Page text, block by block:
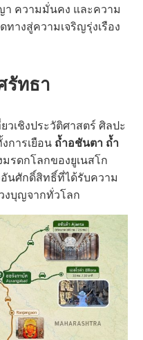
ความมั่นคง และความ
ทางสู่ความเจริญรุ่งเรือง
รัทธา
เชิงประวัติศาสตร์ ศิลปะ
การเยือน ถ้ำอชันตา ถ้ำ
มรดกโลกของยูเนสโก
นศักดิ์สิทธิ์ที่ได้รับความ
งบุญจากทั่วโลก